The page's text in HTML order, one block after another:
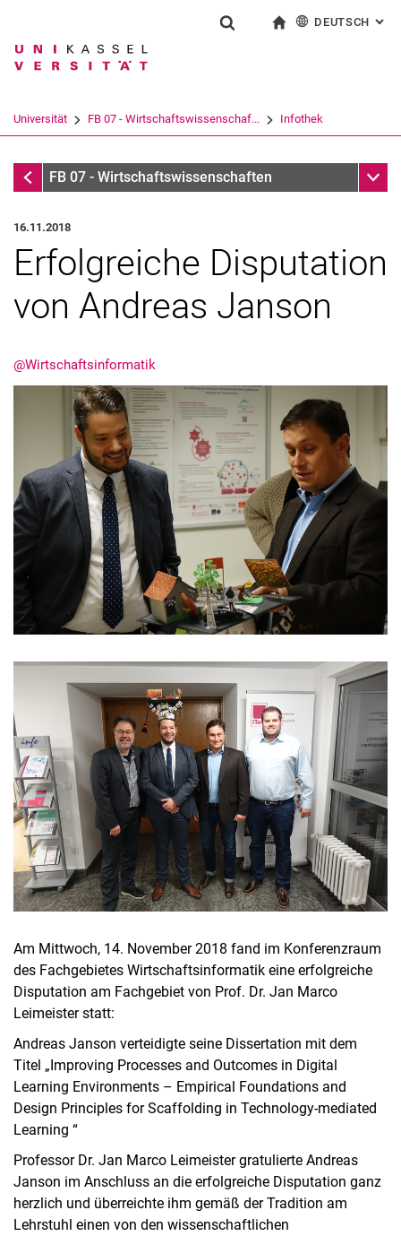
Springe direkt zu: Inhalt
Springe direkt zu: Suche
Springe direkt zu:
Suchbegriff
Suchen (öffnet externen Link in einem
DEUTSCH :
Universität FB 07 - Wirtschaftswissenschaf... Infothek
InfothekFB 07 - Wirtschaftswissenschaften
Aktuelles
Stellenangebote
16.11.2018
Erfolgreiche Disputation
von Andreas Janson
@Wirtschaftsinformatik
Am Mittwoch, 14. November 2018 fand im Konferenzraum
des Fachgebietes Wirtschaftsinformatik eine erfolgreiche
Disputation am Fachgebiet von Prof. Dr. Jan Marco
Leimeister statt:
Andreas Janson verteidigte seine Dissertation mit dem
Titel „Improving Processes and Outcomes in Digital
Learning Environments – Empirical Foundations and
Design Principles for Scaffolding in Technology-mediated
Learning “
Professor Dr. Jan Marco Leimeister gratulierte Andreas
Janson im Anschluss an die erfolgreiche Disputation ganz
herzlich und überreichte ihm gemäß der Tradition am
Lehrstuhl einen von den wissenschaftlichen